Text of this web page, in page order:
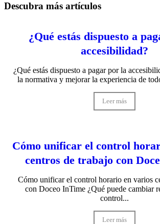
Descubra más artículos
¿Qué estás dispuesto a
accesibilidad?
¿Qué estás dispuesto a pagar por la
la normativa y mejorar la experiencia de
Leer más
Cómo unificar el control
centros de trabajo con
Cómo unificar el control horario en varios
con Doceo InTime ¿Qué puede cambiar
control...
Leer más